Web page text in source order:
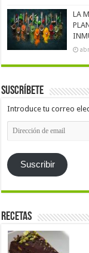
LA
Suscríbete
Introduce tu correo
Dirección
de
email
Suscribir
Recetas